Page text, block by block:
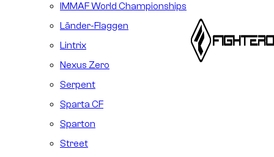
IMMAF World Championships
Länder-Flaggen
Lintrix
Nexus Zero
Serpent
Sparta CF
Sparton
Street